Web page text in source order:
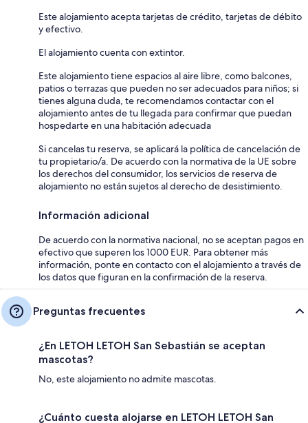
Este alojamiento acepta tarjetas de crédito, tarjetas de débito
y efectivo.
El alojamiento cuenta con extintor.
Este alojamiento tiene espacios al aire libre, como balcones,
patios o terrazas que pueden no ser adecuados para niños; si
tienes alguna duda, te recomendamos contactar con el
alojamiento antes de tu llegada para confirmar que puedan
hospedarte en una habitación adecuada
Si cancelas tu reserva, se aplicará la política de cancelación de
tu propietario/a. De acuerdo con la normativa de la UE sobre
los derechos del consumidor, los servicios de reserva de
alojamiento no están sujetos al derecho de desistimiento.
Información adicional
De acuerdo con la normativa nacional, no se aceptan pagos en
efectivo que superen los 1000 EUR. Para obtener más
información, ponte en contacto con el alojamiento a través de
los datos que figuran en la confirmación de la reserva.
Preguntas frecuentes
¿En LETOH LETOH San Sebastián se aceptan
mascotas?
No, este alojamiento no admite mascotas.
¿Cuánto cuesta alojarse en LETOH LETOH San